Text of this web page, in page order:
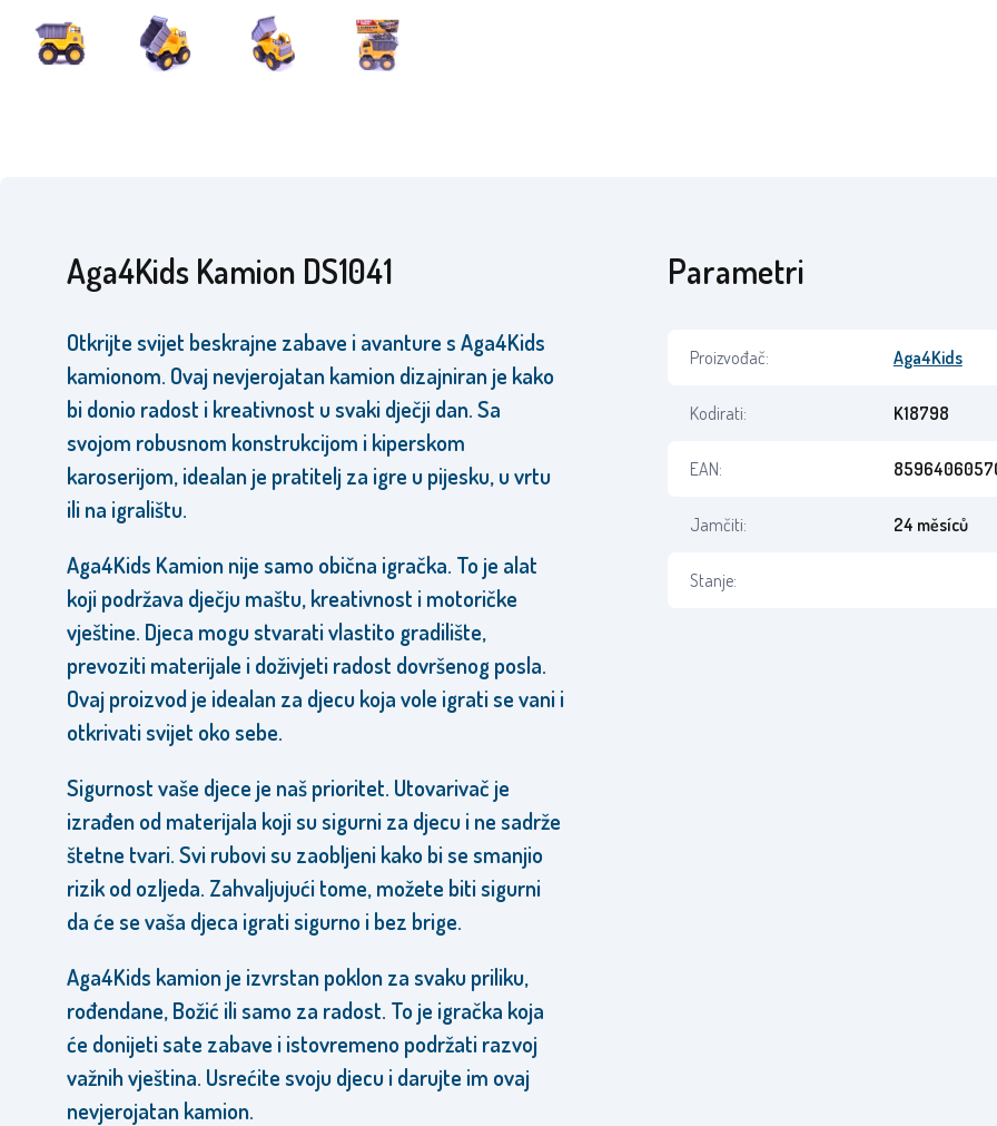
Aga4Kids Kamion DS1041
Otkrijte svijet beskrajne zabave i avanture s Aga4Kids
kamionom. Ovaj nevjerojatan kamion dizajniran je kako
bi donio radost i kreativnost u svaki dječji dan. Sa
svojom robusnom konstrukcijom i kiperskom
karoserijom, idealan je pratitelj za igre u pijesku, u vrtu
ili na igralištu.
Aga4Kids Kamion nije samo obična igračka. To je alat
koji podržava dječju maštu, kreativnost i motoričke
vještine. Djeca mogu stvarati vlastito gradilište,
prevoziti materijale i doživjeti radost dovršenog posla.
Ovaj proizvod je idealan za djecu koja vole igrati se vani i
otkrivati svijet oko sebe.
Sigurnost vaše djece je naš prioritet. Utovarivač je
izrađen od materijala koji su sigurni za djecu i ne sadrže
štetne tvari. Svi rubovi su zaobljeni kako bi se smanjio
rizik od ozljeda. Zahvaljujući tome, možete biti sigurni
da će se vaša djeca igrati sigurno i bez brige.
Aga4Kids kamion je izvrstan poklon za svaku priliku,
rođendane, Božić ili samo za radost. To je igračka koja
će donijeti sate zabave i istovremeno podržati razvoj
važnih vještina. Usrećite svoju djecu i darujte im ovaj
nevjerojatan kamion.
Parametri
Proizvođač: Aga4Kids
Kodirati: K18798
EAN:
Jamčiti: 24 měsíců
Stanje: